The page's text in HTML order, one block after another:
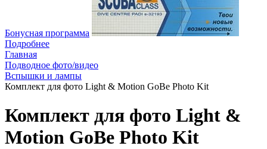
Бонусная программа
Подробнее
Главная
Подводное фото/видео
Вспышки и лампы
Комплект для фото Light & Motion GoBe Photo Kit
Комплект для фото Light &
Motion GoBe Photo Kit